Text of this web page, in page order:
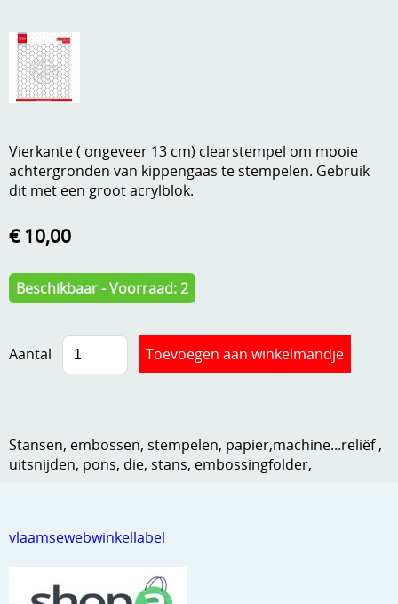
Andere
Boeken en magazines
DVD-CD
Embossen
Handige extra's
Hechtingsmaterialen
Hout , MDF, kartonmateriaal, steen
Kleurmateriaal-tekenmateriaal
Kneedmateriaal
Leuke versieringen
Ponsen
Verzend - en verpakkingsk
Mijn account
Anders creatief
vlaamsewebwinkellabel
Vierkante ( ongeveer 13 cm) clearstempel om mooie
achtergronden van kippengaas te stempelen. Gebruik
dit met een groot acrylblok.
€ 10,00
Beschikbaar - Voorraad: 2
Aantal
Stansen, embossen, stempelen, papier,machine...reliëf ,
uitsnijden, pons, die, stans, embossingfolder,